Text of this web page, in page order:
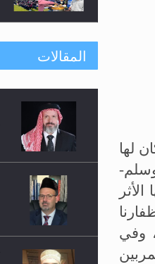
لها
وفي
المقالات